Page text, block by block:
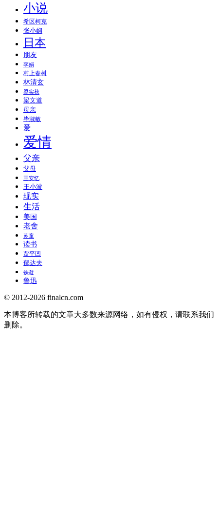
小说
希区柯克
张小娴
日本
朋友
李娟
村上春树
林清玄
梁实秋
梁文道
母亲
毕淑敏
爱
爱情
父亲
父母
王安忆
王小波
现实
生活
美国
老舍
苏童
读书
贾平凹
郁达夫
铁凝
鲁迅
© 2012-2026 finalcn.com
本博客所转载的文章大多数来源网络，如有侵权，请联系我们
删除。